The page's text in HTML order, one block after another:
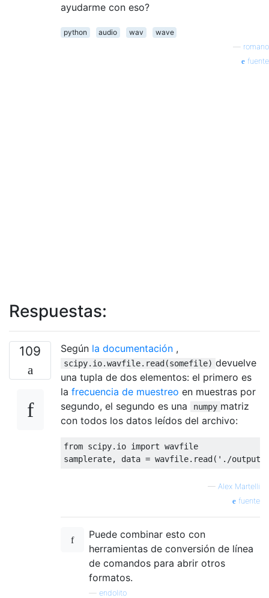
ayudarme con eso?
python audio wav
wave
romano
fuente
Respuestas:
109 Según la documentación ,
scipy.io.wavfile.read(somefile) devuelve
una tupla de dos elementos: el primero es
la frecuencia de muestreo en muestras por
segundo, el segundo es una
numpy matriz
con todos los datos leídos del archivo:
from scipy.io import wavfile
samplerate, data = wavfile.read( './output/
— Alex Martelli
fuente
Puede combinar esto con
herramientas de conversión de línea
de comandos para abrir otros
formatos.
endolito